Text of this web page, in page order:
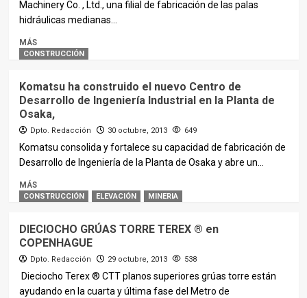
Machinery Co. , Ltd., una filial de fabricación de las palas
hidráulicas medianas...
MÁS
CONSTRUCCIÓN
Komatsu ha construido el nuevo Centro de
Desarrollo de Ingeniería Industrial en la Planta de
Osaka,
Dpto. Redacción 30 octubre, 2013 649
Komatsu consolida y fortalece su capacidad de fabricación de
Desarrollo de Ingeniería de la Planta de Osaka y abre un...
MÁS
CONSTRUCCIÓN ELEVACIÓN MINERIA
DIECIOCHO GRÚAS TORRE TEREX ® en
COPENHAGUE
Dpto. Redacción 29 octubre, 2013 538
Dieciocho Terex ® CTT planos superiores grúas torre están
ayudando en la cuarta y última fase del Metro de